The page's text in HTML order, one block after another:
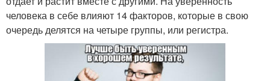
человека в себе влияют 14 факторов, которые в свою
очередь делятся на четыре группы, или регистра.